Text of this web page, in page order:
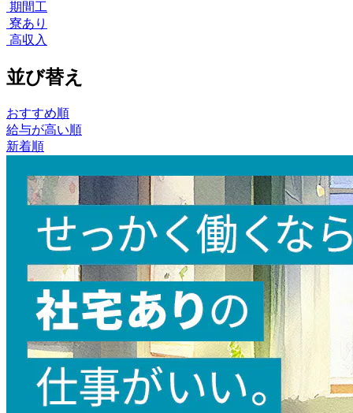
期間工
寮あり
高収入
並び替え
おすすめ順
給与が高い順
新着順